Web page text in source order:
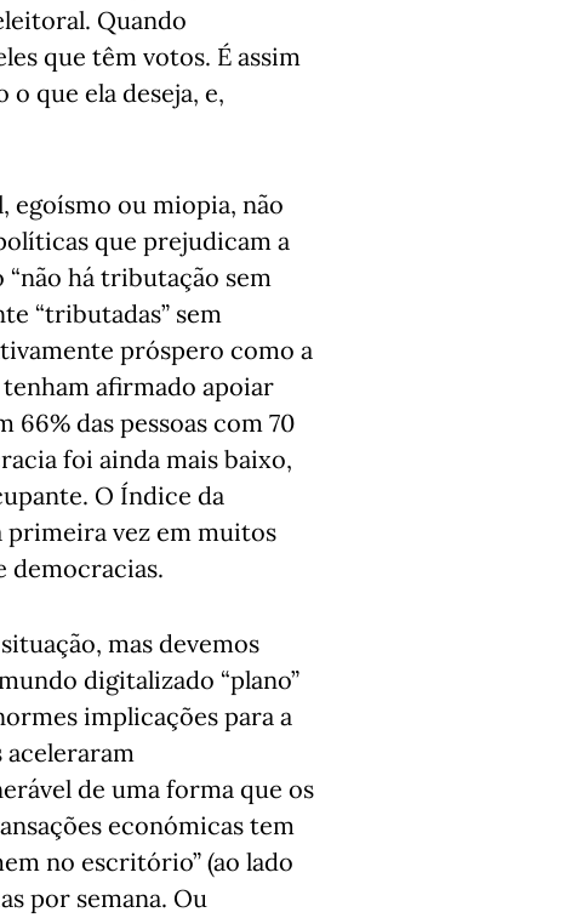
Quando
que têm votos. É assim
que ela deseja, e,
egoísmo ou miopia, não
que prejudicam a
há tributação sem
“tributadas” sem
próspero como a
tenham afirmado apoiar
das pessoas com 70
foi ainda mais baixo,
O Índice da
primeira vez em muitos
democracias.
mas devemos
digitalizado “plano”
implicações para a
aceleraram
de uma forma que os
económicas tem
no escritório” (ao lado
por semana. Ou